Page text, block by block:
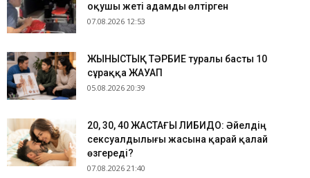
оқушы жеті адамды өлтірген
07.08.2026 12:53
ЖЫНЫСТЫҚ ТӘРБИЕ туралы басты 10
сұраққа ЖАУАП
05.08.2026 20:39
​20, 30, 40 ЖАСТАҒЫ ЛИБИДО: Әйелдің
сексуалдылығы жасына қарай қалай
өзгереді?
07.08.2026 21:40